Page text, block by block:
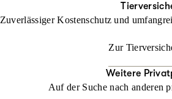
Zuverlässiger Kostenschutz und
Zur
Weitere
Auf der Suche nach anderen